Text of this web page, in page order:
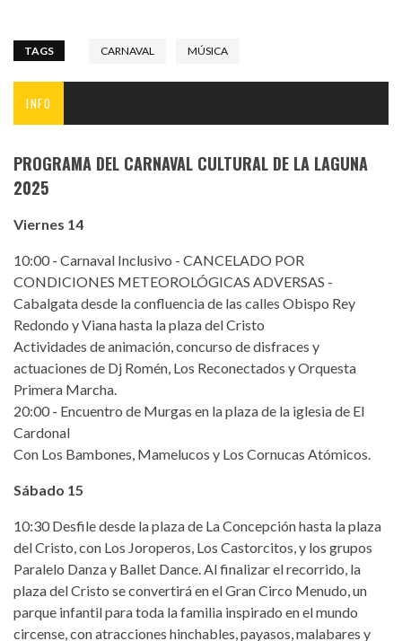
TAGS CARNAVAL MÚSICA
INFO
PROGRAMA DEL CARNAVAL CULTURAL DE LA LAGUNA
2025
Viernes 14
10:00 - Carnaval Inclusivo - CANCELADO POR
CONDICIONES METEOROLÓGICAS ADVERSAS -
Cabalgata desde la confluencia de las calles Obispo Rey
Redondo y Viana hasta la plaza del Cristo
Actividades de animación, concurso de disfraces y
actuaciones de Dj Romén, Los Reconectados y Orquesta
Primera Marcha.
20:00 - Encuentro de Murgas en la plaza de la iglesia de El
Cardonal
Con Los Bambones, Mamelucos y Los Cornucas Atómicos.
Sábado 15
10:30 Desfile desde la plaza de La Concepción hasta la plaza
del Cristo, con Los Joroperos, Los Castorcitos, y los grupos
Paralelo Danza y Ballet Dance. Al finalizar el recorrido, la
plaza del Cristo se convertirá en el Gran Circo Menudo, un
parque infantil para toda la familia inspirado en el mundo
circense, con atracciones hinchables, payasos, malabares y